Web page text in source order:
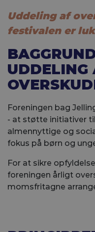
Uddeling af
festivalen er
UDDELING
Foreningen bag
- at støtte initiativer
almennyttige og
fokus på børn og
For at sikre
foreningen årligt
momsfritagne